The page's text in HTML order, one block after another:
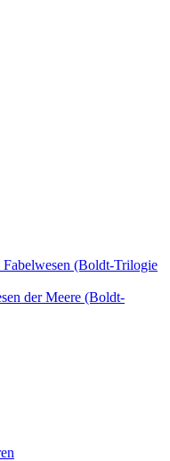
Fabelwesen (Boldt-Trilogie
der Meere (Boldt-